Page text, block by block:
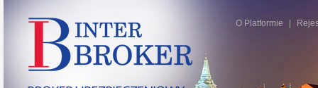
O Platformie